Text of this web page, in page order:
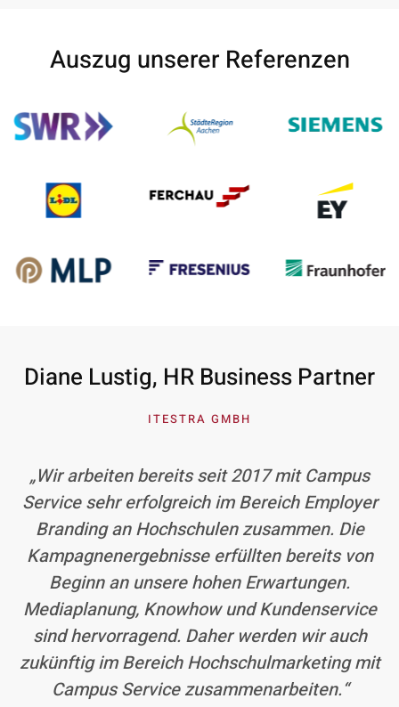
Auszug unserer Referenzen
Diane Lustig, HR Business Partner
ITESTRA GMBH
„Wir arbeiten bereits seit 2017 mit Campus
Service sehr erfolgreich im Bereich Employer
Branding an Hochschulen zusammen. Die
Kampagnenergebnisse erfüllten bereits von
Beginn an unsere hohen Erwartungen.
Mediaplanung, Knowhow und Kundenservice
sind hervorragend. Daher werden wir auch
zukünftig im Bereich Hochschulmarketing mit
Campus Service zusammenarbeiten.“